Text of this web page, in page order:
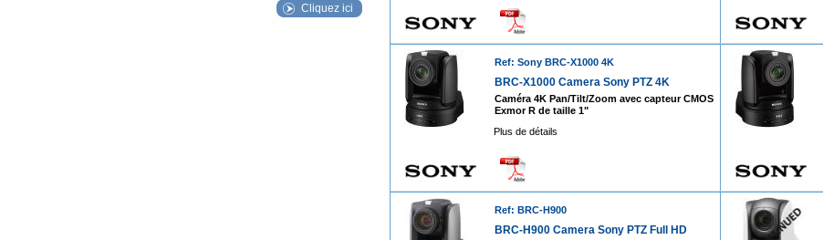
Cliquez ici
Ref: Sony BRC-X1000 4K
BRC-X1000 Camera Sony PTZ 4K
Caméra 4K Pan/Tilt/Zoom avec capteur CMOS
Exmor R de taille 1"
Plus de détails
Ref: BRC-H900
BRC-H900 Camera Sony PTZ Full HD